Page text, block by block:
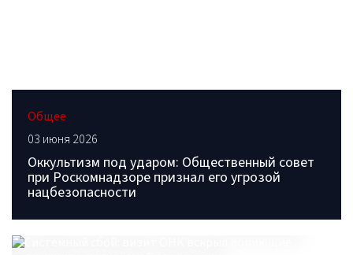
Общее
03 июня 2026
Оккультизм под ударом: Общественный совет
при Роскомнадзоре признал его угрозой
нацбезопасности